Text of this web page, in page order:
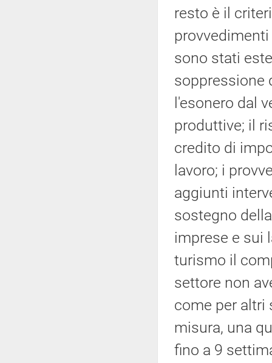
resto è il
sono stati
soppressione
l'esonero dal
produttive; il
credito di
lavoro; i
aggiunti
sostegno
imprese e sui
turismo il
settore non
come per altri
misura, una
fino a 9